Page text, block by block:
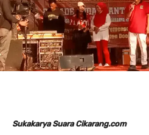
Sukakarya Suara Cikarang.com